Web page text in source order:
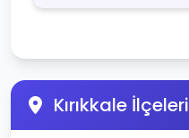
Kırıkkale İlçeleri